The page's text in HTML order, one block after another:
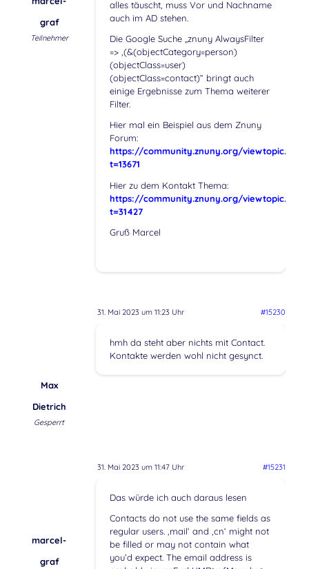
graf
Teilnehmer
alles täuscht, muss Vor und Nachname
auch im AD stehen.
Die Google Suche „znuny AlwaysFilter
=> ‚(&(objectCategory=person)
(objectClass=user)
(objectClass=contact)“ bringt auch
einige Ergebnisse zum Thema weiterer
Filter.
Hier mal ein Beispiel aus dem Znuny
Forum:
https://community.znuny.org/viewtopic.php?
t=13671
Hier zu dem Kontakt Thema:
https://community.znuny.org/viewtopic.php?
t=31427
Gruß Marcel
31. Mai 2023 um 11:23 Uhr #15230
Max
Dietrich
Gesperrt
hmh da steht aber nichts mit Contact.
Kontakte werden wohl nicht gesynct.
31. Mai 2023 um 11:47 Uhr #15231
marcel-
graf
Das würde ich auch daraus lesen
Contacts do not use the same fields as
regular users. ‚mail‘ and ‚cn‘ might not
be filled or may not contain what
you’d expect. The email address is